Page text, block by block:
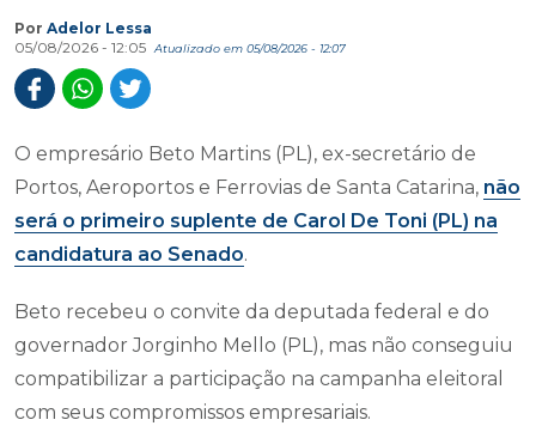
Por Adelor Lessa
05/08/2026 - 12:05
Atualizado em 05/08/2026 - 12:07
O empresário Beto Martins (PL), ex-secretário de
Portos, Aeroportos e Ferrovias de Santa Catarina, não
será o primeiro suplente de Carol De Toni (PL) na
candidatura ao Senado.
Beto recebeu o convite da deputada federal e do
governador Jorginho Mello (PL), mas não conseguiu
compatibilizar a participação na campanha eleitoral
com seus compromissos empresariais.